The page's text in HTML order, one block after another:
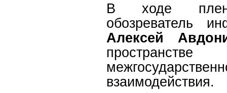
В ходе
обозреватель
Алексей
взаимодействия.